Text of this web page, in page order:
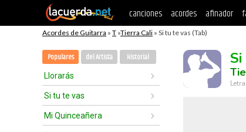
canciones acordes afinador
Acordes de Guitarra » T »Tierra Cali » Si tu te vas (Tab)
Populares del Artista Historial
Llorarás
Si tu te vas
Mi Quinceañera